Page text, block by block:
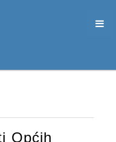
Općih